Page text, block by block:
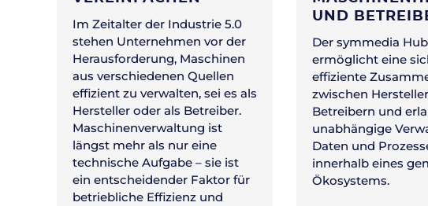
Im Zeitalter der Industrie 5.0
stehen Unternehmen vor der
Herausforderung, Maschinen
aus verschiedenen Quellen
effizient zu verwalten, sei es als
Hersteller oder als Betreiber.
Maschinenverwaltung ist
längst mehr als nur eine
technische Aufgabe – sie ist
ein entscheidender Faktor für
betriebliche Effizienz und
UND
Der symmedia
ermöglicht eine
effiziente
zwischen
Betreibern und
unabhängige
Daten und
innerhalb eines
Ökosystems.